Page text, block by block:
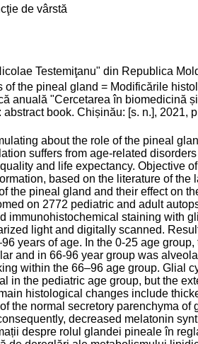
de vârstă
Testemiţanu" din Republica
the pineal gland = Modificările
anuală "Cercetarea în biomedicină
book. Chișinău: [s. n.], 2021,
about the role of the pineal
suffers from age-related
and life expectancy. Objective
based on the literature of the
the pineal gland and their effect on
on 2772 pediatric and adult
immunohistochemical staining with
light and digitally scanned.
years of age. In the 0-25 age group,
and in 66-96 year group was
within the 66–96 age group. Glial
in the pediatric age group, but the
histological changes include
the normal secretory parenchyma of
decreased melatonin
despre rolul glandei pineale în